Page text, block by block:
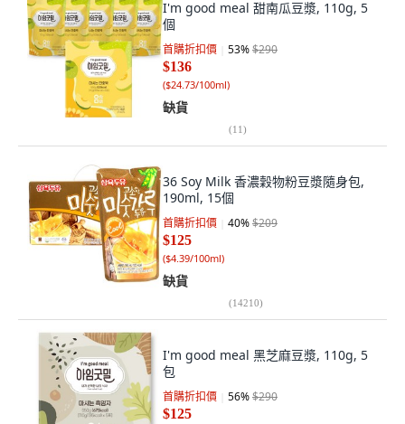
I'm good meal 甜南瓜豆漿, 110g, 5
個
首購折扣價 53%$290
$136
($24.73/100ml)
缺貨
(11)
36 Soy Milk 香濃穀物粉豆漿隨身包,
190ml, 15個
首購折扣價 40%$209
$125
($4.39/100ml)
缺貨
(14210)
I'm good meal 黑芝麻豆漿, 110g, 5
包
首購折扣價 56%$290
$125